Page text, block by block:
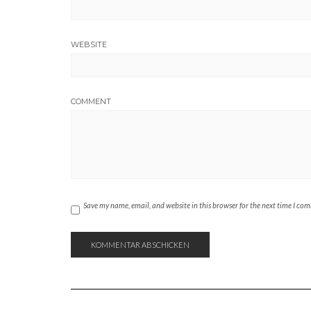
WEBSITE
COMMENT
Save my name, email, and website in this browser for the next time I